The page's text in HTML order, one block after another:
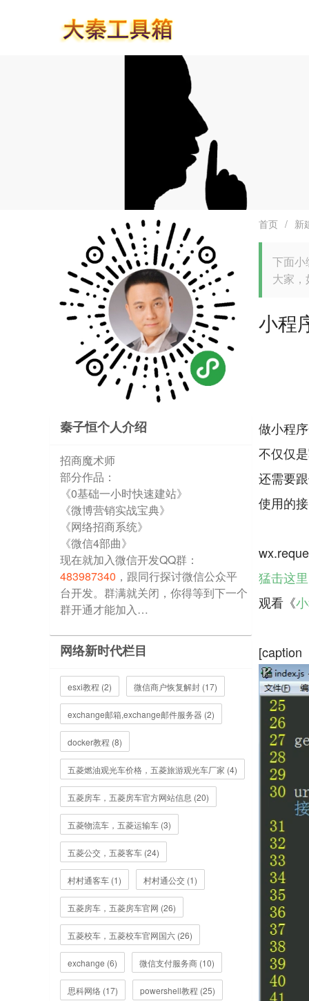
秦子恒个人介绍
招商魔术师
部分作品：
《0基础一小时快速建站》
《微博营销实战宝典》
《网络招商系统》
《微信4部曲》
现在就加入微信开发QQ群：
483987340 ，跟同行探讨微信公众平
台开发。群满就关闭，你得等到下一个
群开通才能加入…
网络新时代栏目
esxi教程 (2) 微信商户恢复解封 (17)
exchange邮箱,exchange邮件服务器 (2)
docker教程 (8)
五菱燃油观光车价格，五菱旅游观光车厂家 (4)
五菱房车，五菱房车官方网站信息 (20)
五菱物流车，五菱运输车 (3)
五菱公交，五菱客车 (24)
村村通客车 (1) 村村通公交 (1)
五菱房车，五菱房车官网 (26)
五菱校车，五菱校车官网国六 (26)
exchange (6) 微信支付服务商 (10)
思科网络 (17) powershell教程 (25)
首页 / 新
下面小
大家
小程
做小程
不仅仅
还需要
使用的
猛击这里
观看《